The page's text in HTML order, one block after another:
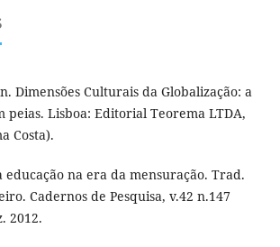
Dimensões Culturais da Globalização: a
peias. Lisboa: Editorial Teorema LTDA,
Costa).
educação na era da mensuração. Trad.
Cadernos de Pesquisa, v.42 n.147
2012.